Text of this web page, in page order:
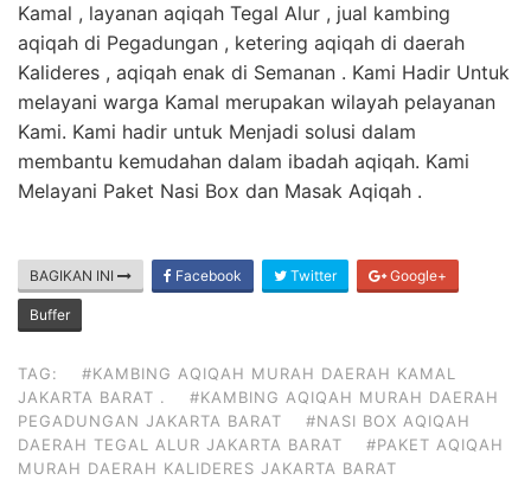
Kamal , layanan aqiqah Tegal Alur , jual kambing
aqiqah di Pegadungan , ketering aqiqah di daerah
Kalideres , aqiqah enak di Semanan . Kami Hadir Untuk
melayani warga Kamal merupakan wilayah pelayanan
Kami. Kami hadir untuk Menjadi solusi dalam
membantu kemudahan dalam ibadah aqiqah. Kami
Melayani Paket Nasi Box dan Masak Aqiqah .
BAGIKAN INI Facebook Twitter Google+
Buffer
TAG:
#KAMBING AQIQAH MURAH DAERAH KAMAL
JAKARTA BARAT .
#KAMBING AQIQAH MURAH DAERAH
PEGADUNGAN JAKARTA BARAT
#NASI BOX AQIQAH
DAERAH TEGAL ALUR JAKARTA BARAT
#PAKET AQIQAH
MURAH DAERAH KALIDERES JAKARTA BARAT